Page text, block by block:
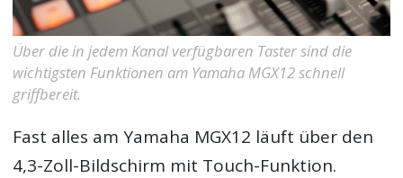
Über die in jedem Kanal verfügbaren Taster sind die
wichtigsten Funktionen am Yamaha MGX12 schnell
griffbereit.
Fast alles am Yamaha MGX12 läuft über den
4,3-Zoll-Bildschirm mit Touch-Funktion.